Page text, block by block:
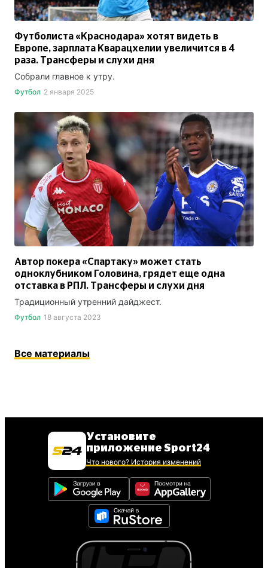
Футболиста «Краснодара» хотят видеть в
Европе, зарплата Кварацхелии увеличится в 4
раза. Трансферы и слухи дня
Собрали главное к утру.
Футбол 2 января 2025
Автор покера «Спартаку» может стать
одноклубником Головина, грядет еще одна
отставка в РПЛ. Трансферы и слухи дня
Традиционный утренний дайджест.
Футбол 18 августа 2023
Все материалы
Установите
приложение Sport24
Что нового? История изменений